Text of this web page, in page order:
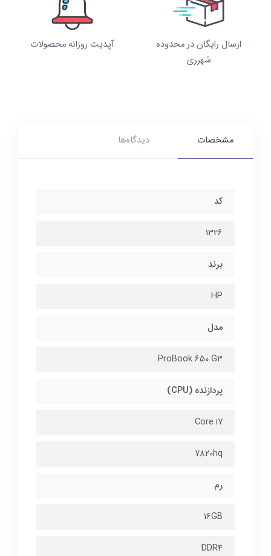
ارسال رایگان در محدوده
شهرری
آپدیت روزانه محصولات
مشخصات دیدگاه‌ها
کد
1326
برند
HP
مدل
ProBook 650 G3
پردازنده (CPU)
Core i7
7820hq
رم
16GB
DDR4